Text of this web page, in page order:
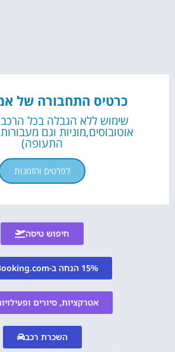
כרטיס התחבורה של
שימוש ללא הגבלה בכל
אוטובוסים,מוניות וגם
התעופה)
לפרטים והזמנות
חיפוש טיסה
15% הנחה ב-Booking.com
אטרקציות, סיורים
השכרת רכב